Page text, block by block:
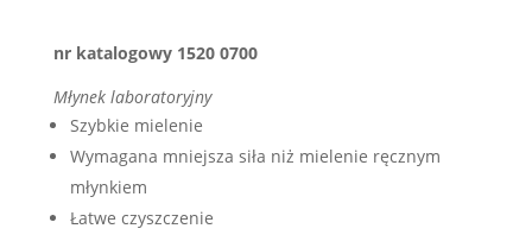
nr katalogowy 1520 0700
Młynek laboratoryjny
Szybkie mielenie
Wymagana mniejsza siła niż mielenie ręcznym
młynkiem
Łatwe czyszczenie